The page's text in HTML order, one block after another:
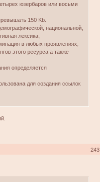
юзербаров или восьми
150 Kb.
национальной,
лексика,
в любых проявлениях,
этого ресурса а также
определяется
для создания ссылок
243